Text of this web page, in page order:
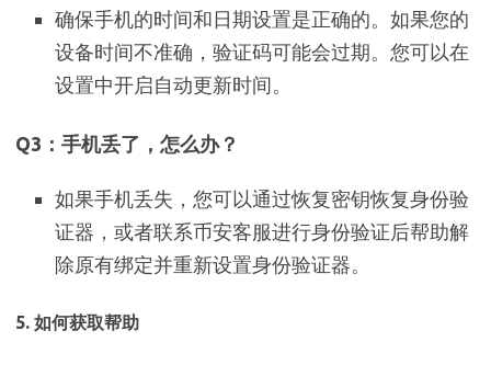
确保手机的时间和日期设置是正确的。如果您的
设备时间不准确，验证码可能会过期。您可以在
设置中开启自动更新时间。
Q3：手机丢了，怎么办？
如果手机丢失，您可以通过恢复密钥恢复身份验
证器，或者联系币安客服进行身份验证后帮助解
除原有绑定并重新设置身份验证器。
5. 如何获取帮助